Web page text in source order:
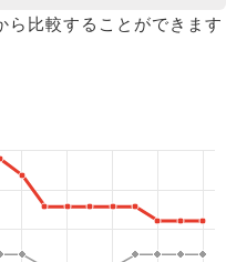
比較することができます